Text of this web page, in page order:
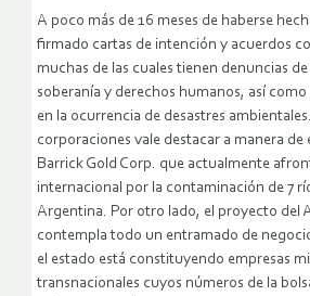
A poco más de 16 meses de haberse
firmado cartas de intención y acuerdos
muchas de las cuales tienen denuncias
soberanía y derechos humanos, así
en la ocurrencia de desastres
corporaciones vale destacar a manera de
Barrick Gold Corp. que actualmente
internacional por la contaminación de 7
Argentina. Por otro lado, el proyecto del
contempla todo un entramado de
el estado está constituyendo empresas
transnacionales cuyos números de la